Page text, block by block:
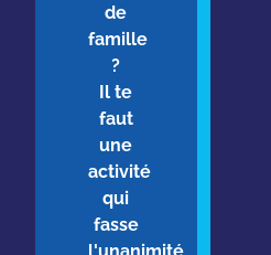
de
famille
?
Il te
faut
une
activité
qui
fasse